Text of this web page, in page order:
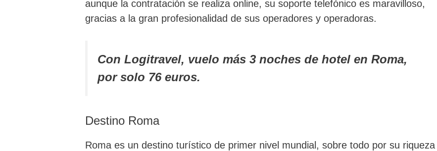
aunque la contratación se realiza online, su soporte telefónico es maravilloso,
gracias a la gran profesionalidad de sus operadores y operadoras.
Con Logitravel, vuelo más 3 noches de hotel en Roma,
por solo 76 euros.
Destino Roma
Roma es un destino turístico de primer nivel mundial, sobre todo por su riqueza